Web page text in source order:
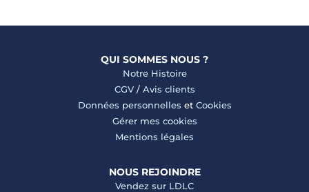
QUI SOMMES NOUS ?
Notre Histoire
CGV/ Avis clients
Données personnelles et Cookies
Gérer mes cookies
Mentions légales
NOUS REJOINDRE
Vendez sur LDLC